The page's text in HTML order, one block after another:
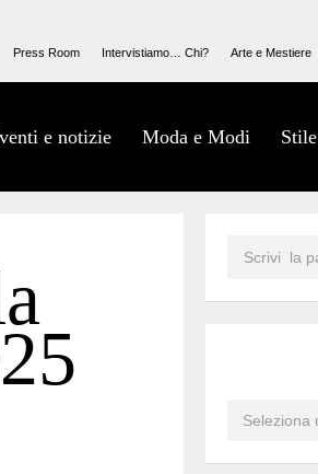
Press Room Intervistiamo… Chi? Arte e Mestiere
e notizie Moda e Modi Stile